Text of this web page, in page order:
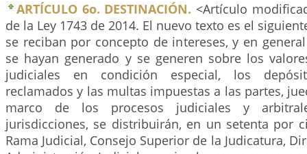
ARTÍCULO 6o. DESTINACIÓN. <Artículo
de la Ley 1743 de 2014. El nuevo texto es el
se reciban por concepto de intereses, y en
se hayan generado y se generen sobre los
judiciales en condición especial, los
reclamados y las multas impuestas a las partes,
marco de los procesos judiciales y
jurisdicciones, se distribuirán, en un setenta por
Rama Judicial, Consejo Superior de la Judicatura,